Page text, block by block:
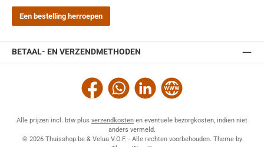
Een bestelling herroepen
BETAAL- EN VERZENDMETHODEN
Facebook WhatsAppLinkedIn Website
Alle prijzen incl. btw plus verzendkosten en eventuele bezorgkosten, indien niet
anders vermeld.
© 2026 Thuisshop.be & Velua V.O.F. - Alle rechten voorbehouden. Theme by